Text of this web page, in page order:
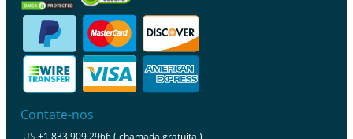
Contate-nos
US +1 833 909 2966 ( chamada gratuita )